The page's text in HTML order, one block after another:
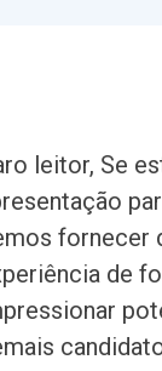
leitor, Se
fornecer
de